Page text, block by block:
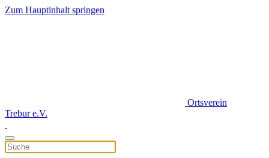
Zum Hauptinhalt springen
Ortsverein
Trebur e.V.